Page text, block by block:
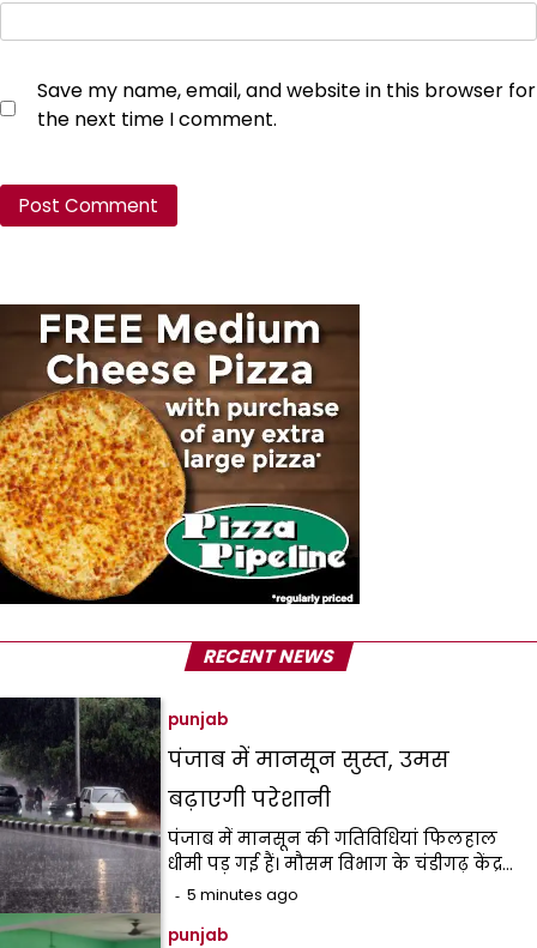
Save my name, email, and website in this browser for
the next time I comment.
RECENT NEWS
punjab
पंजाब में मानसून सुस्त, उमस
बढ़ाएगी परेशानी
पंजाब में मानसून की गतिविधियां फिलहाल
धीमी पड़ गई हैं। मौसम विभाग के चंडीगढ़ केंद्र…
5 minutes ago
punjab